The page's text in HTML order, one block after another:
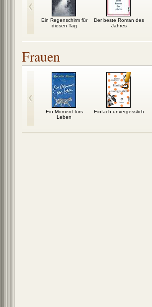
Ein Regenschirm für
diesen Tag
Der beste Roman des
Jahres
Frauen
Ein Moment fürs
Leben
Einfach unvergesslich